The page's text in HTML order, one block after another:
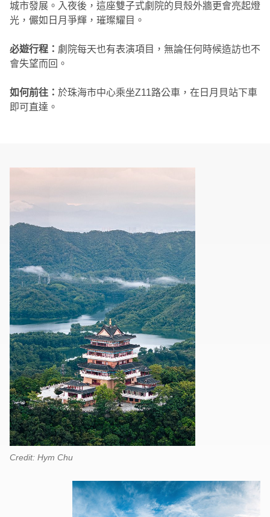
城市發展。入夜後，這座雙子式劇院的貝殼外牆更會亮起燈
光，儼如日月爭輝，璀璨耀目。
必遊行程： 劇院每天也有表演項目，無論任何時候造訪也不
會失望而回。
如何前往： 於珠海市中心乘坐Z11路公車，在日月貝站下車
即可直達。
Credit: Hym Chu